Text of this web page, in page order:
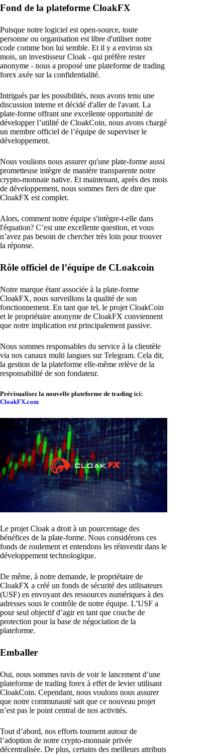
Fond de la plateforme CloakFX
Puisque notre logiciel est open-source, toute
personne ou organisation est libre d'utiliser notre
code comme bon lui semble. Et il y a environ six
mois, un investisseur Cloak - qui préfère rester
anonyme - nous a proposé une plateforme de trading
forex axée sur la confidentialité.
Intrigués par les possibilités, nous avons tenu une
discussion interne et décidé d'aller de l'avant. La
plate-forme offrant une excellente opportunité de
développer l’utilité de CloakCoin, nous avons chargé
un membre officiel de l’équipe de superviser le
développement.
Nous voulions nous assurer qu'une plate-forme aussi
prometteuse intègre de manière transparente notre
crypto-monnaie native. Et maintenant, après des mois
de développement, nous sommes fiers de dire que
CloakFX est complet.
Alors, comment notre équipe s'intègre-t-elle dans
l'équation? C’est une excellente question, et vous
n’avez pas besoin de chercher très loin pour trouver
la réponse.
Rôle officiel de l’équipe de CLoakcoin
Notre marque étant associée à la plate-forme
CloakFX, nous surveillons la qualité de son
fonctionnement. En tant que tel, le projet CloakCoin
et le propriétaire anonyme de CloakFX conviennent
que notre implication est principalement passive.
Nous sommes responsables du service à la clientèle
via nos canaux multi langues sur Telegram. Cela dit,
la gestion de la plateforme elle-même relève de la
responsabilité de son fondateur.
Prévisualisez la nouvelle plateforme de trading ici:
CloakFX.com
Le projet Cloak a droit à un pourcentage des
bénéfices de la plate-forme. Nous considérons ces
fonds de roulement et entendons les réinvestir dans le
développement technologique.
De même, à notre demande, le propriétaire de
CloakFX a créé un fonds de sécurité des utilisateurs
(USF) en envoyant des ressources numériques à des
adresses sous le contrôle de notre équipe. L’USF a
pour seul objectif d’agir en tant que couche de
protection pour la base de négociation de la
plateforme.
Emballer
Oui, nous sommes ravis de voir le lancement d’une
plateforme de trading forex à effet de levier utilisant
CloakCoin. Cependant, nous voulons nous assurer
que notre communauté sait que ce nouveau projet
n’est pas le point central de nos activités.
Tout d’abord, nos efforts tournent autour de
l’adoption de notre crypto-monnaie privée
décentralisée. De plus, certains des meilleurs attributs